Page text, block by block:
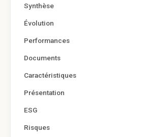
Synthèse
Évolution
Performances
Documents
Caractéristiques
Présentation
ESG
Risques